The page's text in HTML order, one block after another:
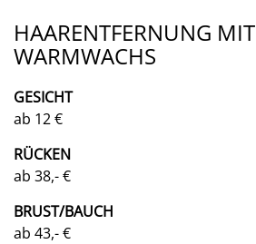
HAARENTFERNUNG MIT
WARMWACHS
GESICHT
ab 12 €
RÜCKEN
ab 38,- €
BRUST/BAUCH
ab 43,- €